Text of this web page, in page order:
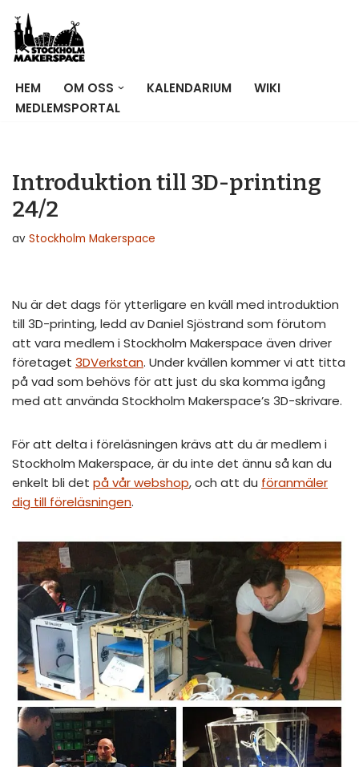
Hoppa
till
innehåll
HEM OM OSS KALENDARIUM
WIKI
MEDLEMSPORTAL
Introduktion till 3D-printing
24/2
av Stockholm Makerspace
Nu är det dags för ytterligare en kväll med introduktion
till 3D-printing, ledd av Daniel Sjöstrand som förutom
att vara medlem i Stockholm Makerspace även driver
företaget 3DVerkstan. Under kvällen kommer vi att titta
på vad som behövs för att just du ska komma igång
med att använda Stockholm Makerspace’s 3D-skrivare.
För att delta i föreläsningen krävs att du är medlem i
Stockholm Makerspace, är du inte det ännu så kan du
enkelt bli det på vår webshop, och att du föranmäler
dig till föreläsningen.